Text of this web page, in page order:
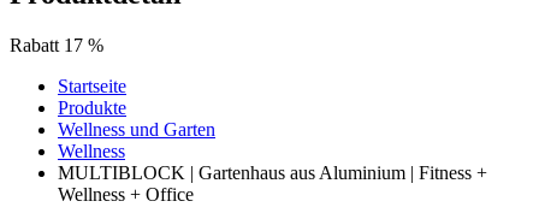
Rabatt 17 %
Startseite
Produkte
Wellness und Garten
Wellness
MULTIBLOCK | Gartenhaus aus Aluminium | Fitness +
Wellness + Office